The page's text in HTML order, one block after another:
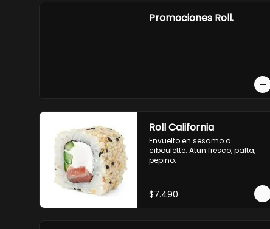
-camaron, palta, cebollin,
Promociones Roll.
Roll California
Envuelto en sesamo o
ciboulette. Atun fresco, palta,
pepino.
$7.490